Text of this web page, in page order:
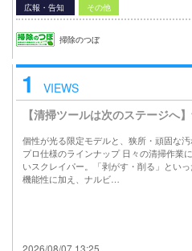
広報・告知 その他
掃除のつぼ
1
VIEWS
【清掃ツールは次のステージへ
個性が光る限定モデルと、狭所・頑固な
プロ仕様のラインナップ 日々の清掃作業
いスクレイパー。「剥がす・削る」とい
機能性に加え、ナルビ…